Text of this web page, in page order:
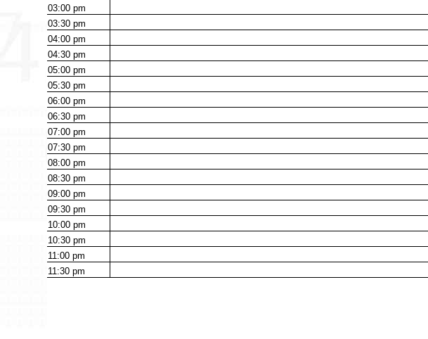
03:00pm
03:30pm
04:00pm
04:30pm
05:00pm
05:30pm
06:00pm
06:30pm
07:00pm
07:30pm
08:00pm
08:30pm
09:00pm
09:30pm
10:00pm
10:30pm
11:00pm
11:30pm